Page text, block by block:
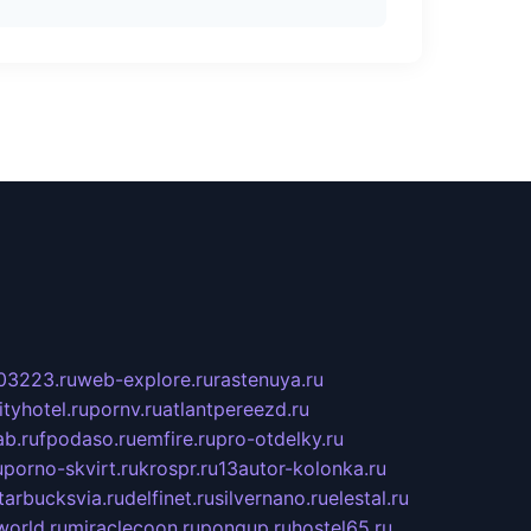
web-explore.rurastenuya.ru
pornv.ruatlantpereezd.ru
fpodaso.ruemfire.rupro-otdelky.ru
porno-skvirt.rukrospr.ru13autor-kolonka.ru
delfinet.rusilvernano.ruelestal.ru